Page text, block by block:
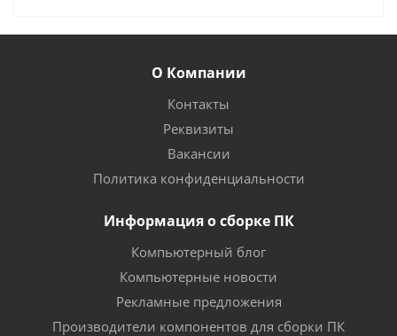
О Компании
Контакты
Реквизиты
Вакансии
Политика конфиденциальности
Информация о сборке ПК
Компьютерный блог
Компьютерные новости
Рекламные предложения
Производители компонентов для сборки ПК